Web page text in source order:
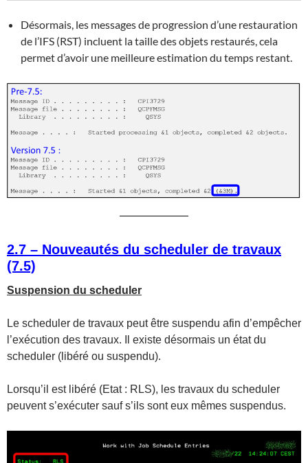
Désormais, les messages de progression d’une restauration
de l’IFS (RST) incluent la taille des objets restaurés, cela
permet d’avoir une meilleure estimation du temps restant.
2.7 – Nouveautés du scheduler de travaux
(7.5)
Suspension du scheduler
Le scheduler de travaux peut être suspendu afin d’empêcher
l’exécution des travaux. Il existe désormais un état du
scheduler (libéré ou suspendu).
Lorsqu’il est libéré (Etat : RLS), les travaux du scheduler
peuvent s’exécuter sauf s’ils sont eux mêmes suspendus.